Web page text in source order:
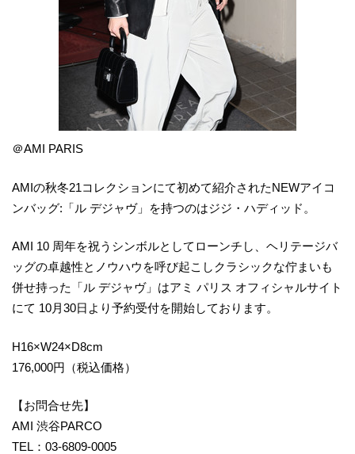
＠AMI PARIS
AMIの秋冬21コレクションにて初めて紹介されたNEWアイコ
ンバッグ:「ル デジャヴ」を持つのはジジ・ハディッド。
AMI 10 周年を祝うシンボルとしてローンチし、ヘリテージバ
ッグの卓越性とノウハウを呼び起こしクラシックな佇まいも
併せ持った「ル デジャヴ」はアミ パリス オフィシャルサイト
にて 10月30日より予約受付を開始しております。
H16×W24×D8cm
176,000円（税込価格）
【お問合せ先】
AMI 渋谷PARCO
TEL：03-6809-0005